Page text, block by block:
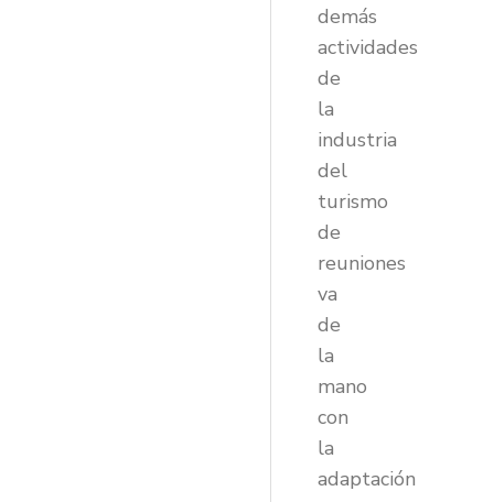
demás
actividades
de
la
industria
del
turismo
de
reuniones
va
de
la
mano
con
la
adaptación